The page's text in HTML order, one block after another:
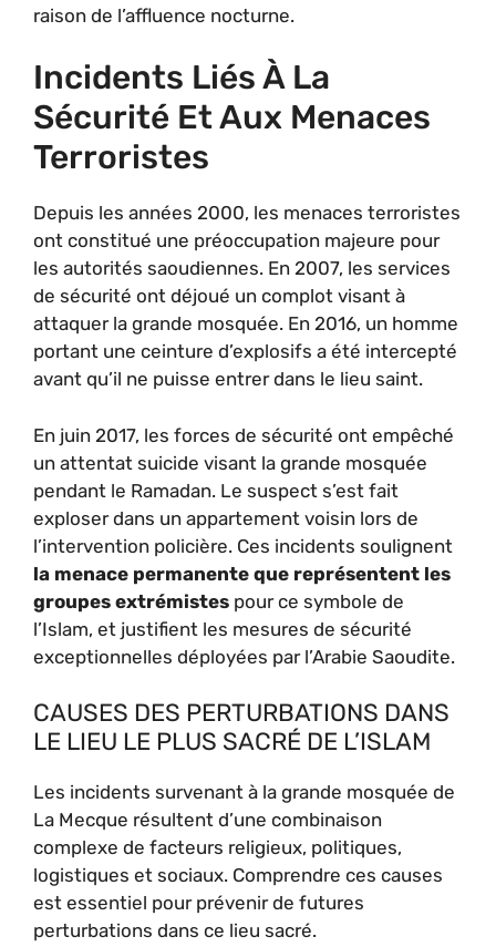
raison de l’affluence nocturne.
Incidents Liés À La
Sécurité Et Aux Menaces
Terroristes
Depuis les années 2000, les menaces terroristes
ont constitué une préoccupation majeure pour
les autorités saoudiennes. En 2007, les services
de sécurité ont déjoué un complot visant à
attaquer la grande mosquée. En 2016, un homme
portant une ceinture d’explosifs a été intercepté
avant qu’il ne puisse entrer dans le lieu saint.
En juin 2017, les forces de sécurité ont empêché
un attentat suicide visant la grande mosquée
pendant le Ramadan. Le suspect s’est fait
exploser dans un appartement voisin lors de
l’intervention policière. Ces incidents soulignent
la menace permanente que représentent les
groupes extrémistes pour ce symbole de
l’Islam, et justifient les mesures de sécurité
exceptionnelles déployées par l’Arabie Saoudite.
CAUSES DES PERTURBATIONS DANS
LE LIEU LE PLUS SACRÉ DE L’ISLAM
Les incidents survenant à la grande mosquée de
La Mecque résultent d’une combinaison
complexe de facteurs religieux, politiques,
logistiques et sociaux. Comprendre ces causes
est essentiel pour prévenir de futures
perturbations dans ce lieu sacré.